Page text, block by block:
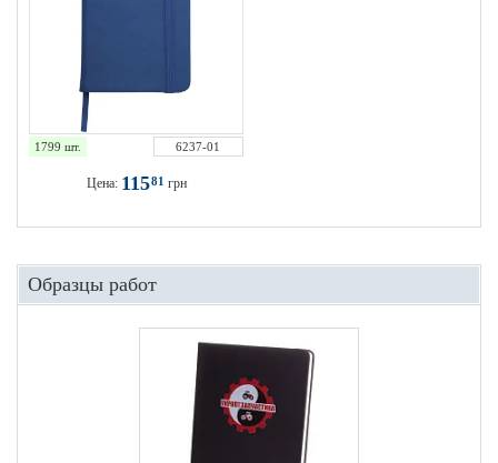
1799 шт. 6237-01
Цена: 11581 грн
Образцы работ